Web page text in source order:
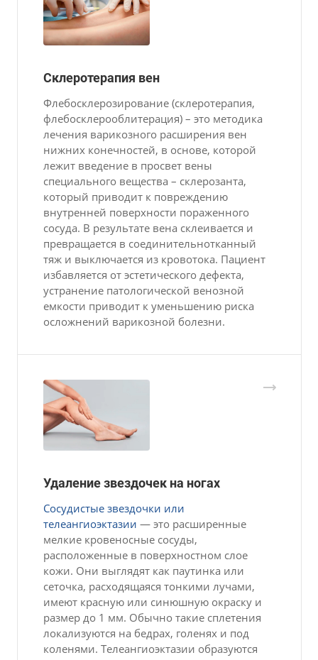
Склеротерапия вен
Флебосклерозирование (склеротерапия,
флебосклерооблитерация) – это методика
лечения варикозного расширения вен
нижних конечностей, в основе, которой
лежит введение в просвет вены
специального вещества – склерозанта,
который приводит к повреждению
внутренней поверхности пораженного
сосуда. В результате вена склеивается и
превращается в соединительнотканный
тяж и выключается из кровотока. Пациент
избавляется от эстетического дефекта,
устранение патологической венозной
емкости приводит к уменьшению риска
осложнений варикозной болезни.
Удаление звездочек на ногах
Сосудистые звездочки или
телеангиоэктазии — это расширенные
мелкие кровеносные сосуды,
расположенные в поверхностном слое
кожи. Они выглядят как паутинка или
сеточка, расходящаяся тонкими лучами,
имеют красную или синюшную окраску и
размер до 1 мм. Обычно такие сплетения
локализуются на бедрах, голенях и под
коленями. Телеангиоэктазии образуются